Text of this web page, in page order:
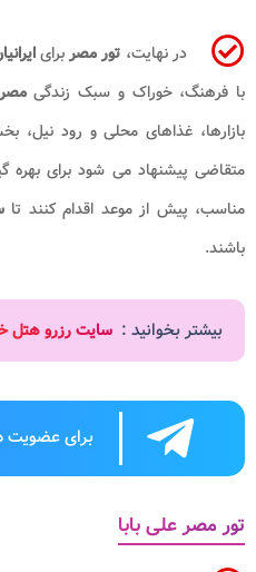
در نهایت، تور مصربرای
با فرهنگ، خوراک و سبک زندگی
بازارها، غذاهای محلی و رود نیل،
متقاضی پیشنهاد می شود برای بهره
مناسب، پیش از موعد اقدام کنند تا
باشند.
بیشتر بخوانید : سایت رزرو هتل
برای عضویت
تور مصر علی بابا